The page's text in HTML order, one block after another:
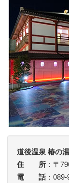
道後温泉 椿の湯
住 所 ：〒
電 話：089-